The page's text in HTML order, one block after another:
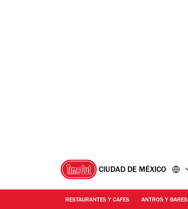
CIUDAD DE MÉXICO
RESTAURANTES Y CAFES ANTROS Y BARES